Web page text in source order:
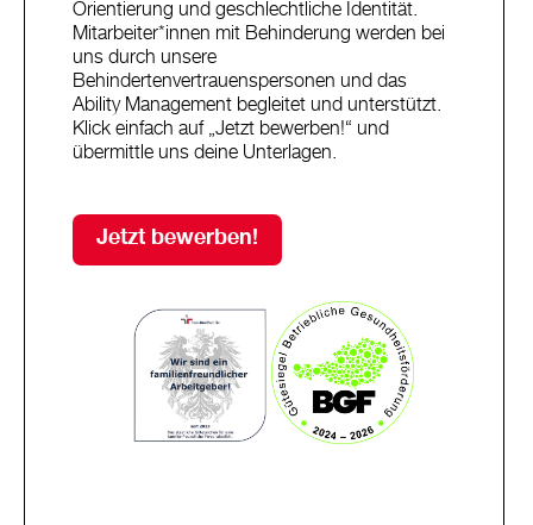
Orientierung und geschlechtliche Identität.
Mitarbeiter*innen mit Behinderung werden bei
uns durch unsere
Behindertenvertrauenspersonen und das
Ability Management begleitet und unterstützt.
Klick einfach auf „Jetzt bewerben!“ und
übermittle uns deine Unterlagen.
Jetzt bewerben!